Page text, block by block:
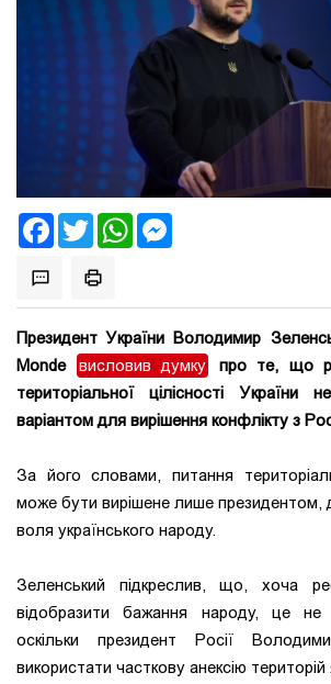
FacebookTwitter WhatsApp
Президент України Володимир
Monde
висловив думку
про те, що
територіальної цілісності
варіантом для вирішення конфлікту з
За його словами, питання
може бути вирішене лише президентом,
воля українського народу.
Зеленський підкреслив, що, хоча
відобразити бажання народу, це
оскільки президент Росії
використати часткову анексію